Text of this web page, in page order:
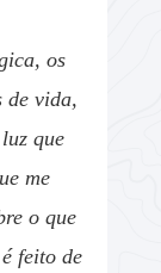
os
de vida,
que
me
o que
feito de